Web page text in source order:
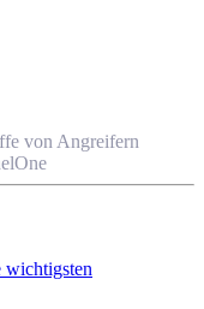
von Angreifern